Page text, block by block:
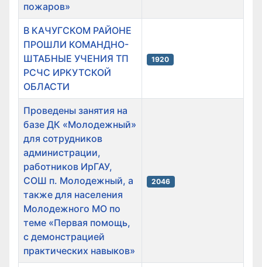
пожаров»
В КАЧУГСКОМ РАЙОНЕ
ПРОШЛИ КОМАНДНО-
ШТАБНЫЕ УЧЕНИЯ ТП
РСЧС ИРКУТСКОЙ
ОБЛАСТИ
1920
Проведены занятия на
базе ДК «Молодежный»
для сотрудников
администрации,
работников ИрГАУ,
СОШ п. Молодежный, а
также для населения
Молодежного МО по
теме «Первая помощь,
с демонстрацией
практических навыков»
2046